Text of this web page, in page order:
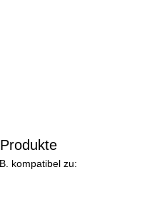
kompatibel zu: